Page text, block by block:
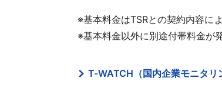
※基本料金はTSRとの契約内容に
※基本料金以外に別途付帯料金が
T-WATCH（国内企業モニタリ